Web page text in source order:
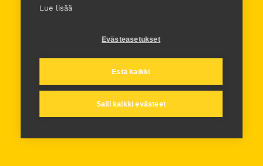
Lue lisää
Evästeasetukset
Estä kaikki
Salli kaikki evästeet